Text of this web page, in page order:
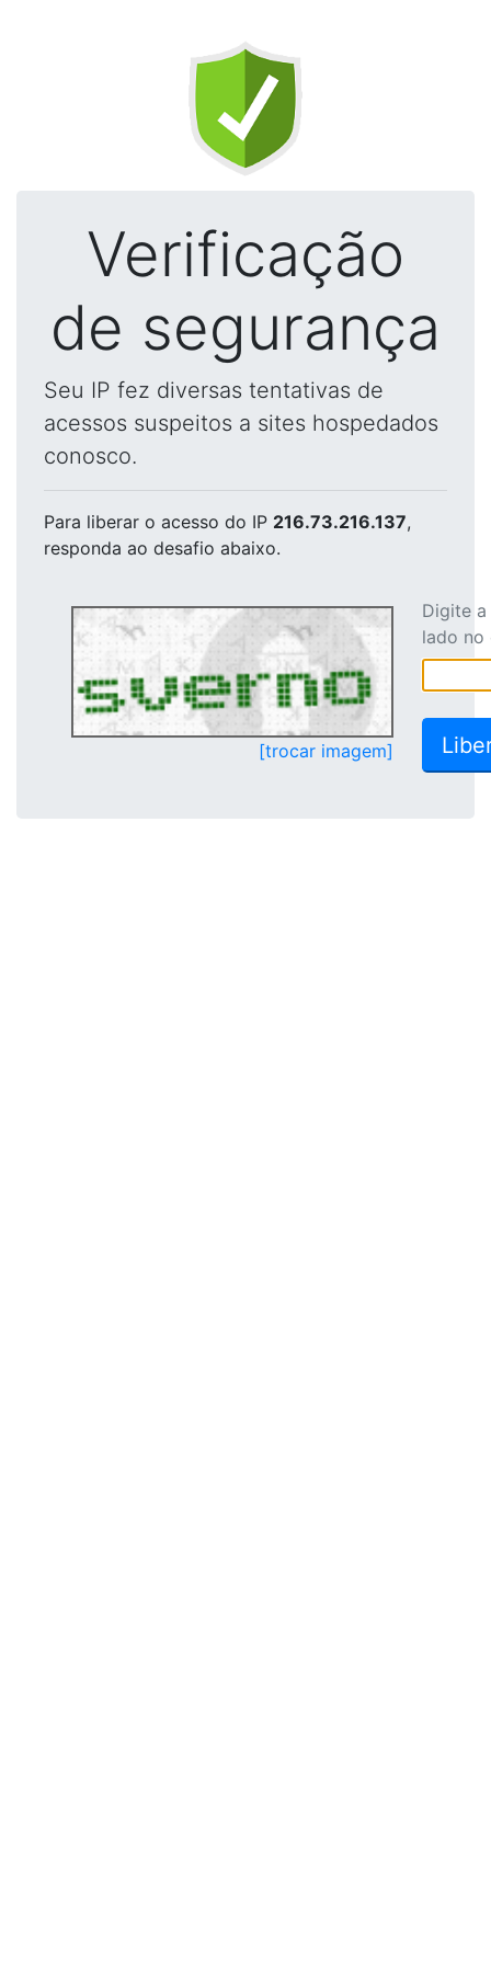
Verificação
de segurança
Seu IP fez diversas tentativas de
acessos suspeitos a sites hospedados
conosco.
Para liberar o acesso do IP 216.73.216.137,
responda ao desafio abaixo.
[trocar imagem]
Digite
lado no